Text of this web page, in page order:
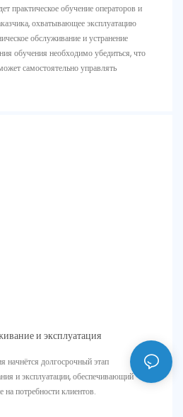
практическое обучение операторов и
охватывающее эксплуатацию
обслуживание и устранение
обучения необходимо убедиться, что
самостоятельно управлять
и эксплуатация
начнётся долгосрочный этап
и эксплуатации, обеспечивающий
на потребности клиентов.